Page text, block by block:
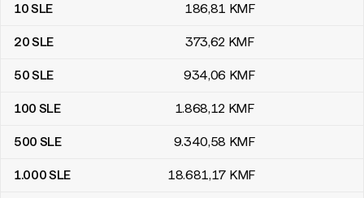
10SLE 186,81 KMF
20SLE 373,62 KMF
50SLE 934,06 KMF
100 SLE 1.868,12 KMF
500 SLE 9.340,58 KMF
1.000SLE 18.681,17 KMF